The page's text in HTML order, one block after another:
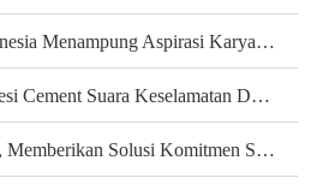
PT Conch Cement Indonesia Menampung Aspirasi Karyawan untuk Meningkatkan Kinerja Perusahaan
PT Conch North Sulawesi Cement Suara Keselamatan Dari Setiap Sudut Tambang Membangun Budaya Keselamatan Melalui Peran Seluruh Karyawan Departemen Tambang
Mendengar, Memahami, Memberikan Solusi Komitmen Semen Conch Mengutamakan Pelanggan
Cement yang Indah Rumahku